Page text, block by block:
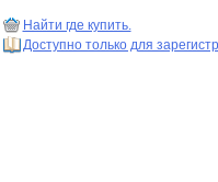
Найти где купить.
Доступно только для